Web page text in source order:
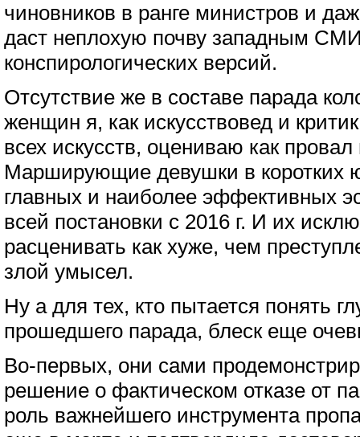
чиновников в ранге министров и
даст неплохую почву западным
конспирологических версий.
Отсутствие же в составе парада
женщин я, как искусствовед и
всех искусств, оцениваю как провал
Марширующие девушки в коротких
главных и наиболее эффективных
всей постановки с 2016 г. И их
расценивать как хуже, чем
злой умысел.
Ну а для тех, кто пытается понять
прошедшего парада, блеск еще
Во-первых, они сами
решение о фактическом отказе от
роль важнейшего инструмента